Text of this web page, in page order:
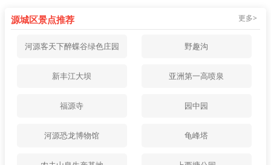
源城区景点推荐 更多>
河源客天下醉蝶谷绿色庄园 野趣沟
新丰江大坝 亚洲第一高喷泉
福源寺 园中园
河源恐龙博物馆 龟峰塔